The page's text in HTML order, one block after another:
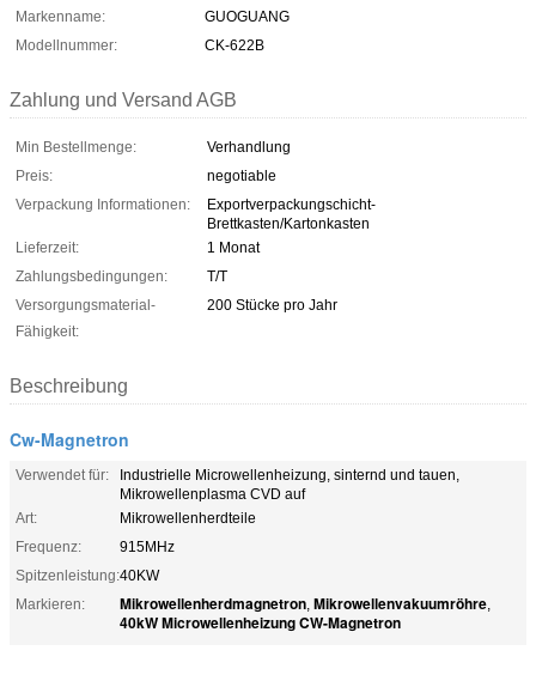
Markenname:
GUOGUANG
Modellnummer:
CK-622B
Zahlung und Versand AGB
Min Bestellmenge:
Verhandlung
Preis:
negotiable
Verpackung Informationen:
Exportverpackungschicht-
Brettkasten/Kartonkasten
Lieferzeit:
1 Monat
Zahlungsbedingungen:
T/T
Versorgungsmaterial-
Fähigkeit:
200 Stücke pro Jahr
Beschreibung
Cw-Magnetron
Verwendet für:
Industrielle Microwellenheizung, sinternd und tauen,
Mikrowellenplasma CVD auf
Art:
Mikrowellenherdteile
Frequenz:
915MHz
Spitzenleistung:40KW
Markieren:
Mikrowellenherdmagnetron, Mikrowellenvakuumröhre,
40kW Microwellenheizung CW-Magnetron